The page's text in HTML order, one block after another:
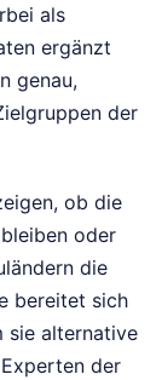
als
ergänzt
genau,
der
ob die
oder
die
bereitet sich
sie alternative
der